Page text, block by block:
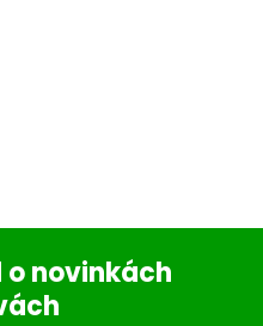
o novinkách